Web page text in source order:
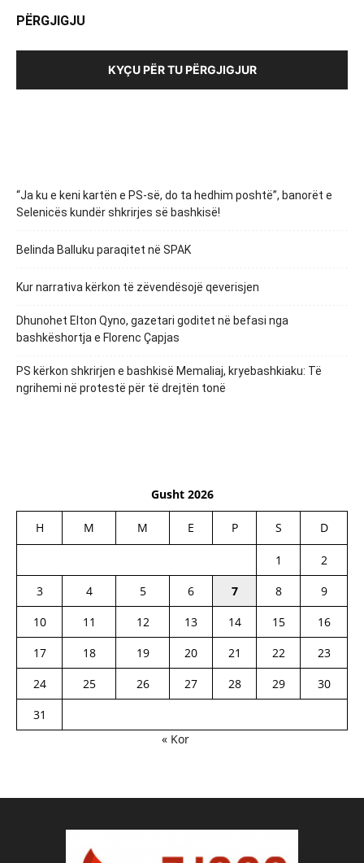
PËRGJIGJU
KYÇU PËR TU PËRGJIGJUR
“Ja ku e keni kartën e PS-së, do ta hedhim poshtë”, banorët e
Selenicës kundër shkrirjes së bashkisë!
Belinda Balluku paraqitet në SPAK
Kur narrativa kërkon të zëvendësojë qeverisjen
Dhunohet Elton Qyno, gazetari goditet në befasi nga
bashkëshortja e Florenc Çapjas
PS kërkon shkrirjen e bashkisë Memaliaj, kryebashkiaku: Të
ngrihemi në protestë për të drejtën tonë
Gusht 2026
H M M E P S D
1
2
3
4 5 6 7 8
9
10
11 12 13 14 15
16
17
18 19 20 21 22
23
24
25 26 27 28 29
30
31
« Kor